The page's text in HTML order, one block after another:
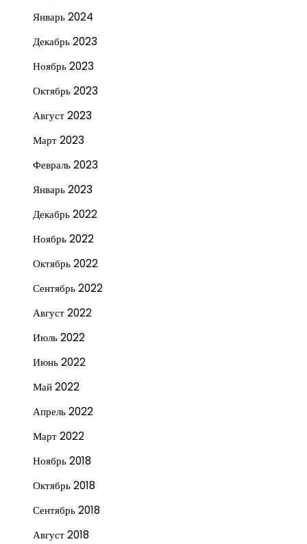
Январь 2024
Декабрь 2023
Ноябрь 2023
Октябрь 2023
Август 2023
Март 2023
Февраль 2023
Январь 2023
Декабрь 2022
Ноябрь 2022
Октябрь 2022
Сентябрь 2022
Август 2022
Июль 2022
Июнь 2022
Май 2022
Апрель 2022
Март 2022
Ноябрь 2018
Октябрь 2018
Сентябрь 2018
Август 2018